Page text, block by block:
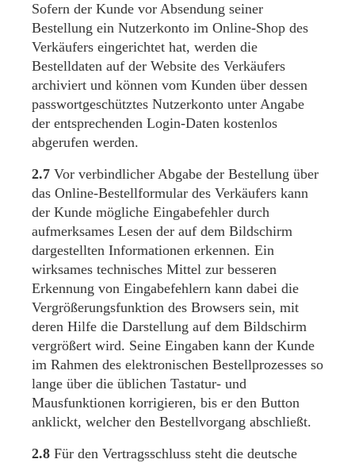
Sofern der Kunde vor Absendung seiner
Bestellung ein Nutzerkonto im Online-Shop des
Verkäufers eingerichtet hat, werden die
Bestelldaten auf der Website des Verkäufers
archiviert und können vom Kunden über dessen
passwortgeschütztes Nutzerkonto unter Angabe
der entsprechenden Login-Daten kostenlos
abgerufen werden.
2.7 Vor verbindlicher Abgabe der Bestellung über
das Online-Bestellformular des Verkäufers kann
der Kunde mögliche Eingabefehler durch
aufmerksames Lesen der auf dem Bildschirm
dargestellten Informationen erkennen. Ein
wirksames technisches Mittel zur besseren
Erkennung von Eingabefehlern kann dabei die
Vergrößerungsfunktion des Browsers sein, mit
deren Hilfe die Darstellung auf dem Bildschirm
vergrößert wird. Seine Eingaben kann der Kunde
im Rahmen des elektronischen Bestellprozesses so
lange über die üblichen Tastatur- und
Mausfunktionen korrigieren, bis er den Button
anklickt, welcher den Bestellvorgang abschließt.
2.8 Für den Vertragsschluss steht die deutsche